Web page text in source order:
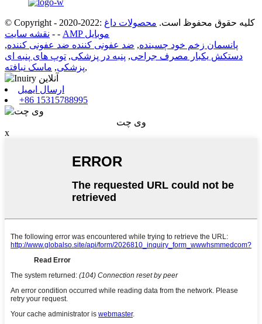
© Copyright - 2020-2022: کلیه حقوق محفوظ است. محصولات داغ
- نقشه سایت -
AMP موبایل
پانسمان زخم خود چسبنده, ضد عفونی کننده ضد عفونی کننده,
دستکش یکبار مصرف جراحی, پنبه در پزشکی, توپ های پنبه ای
پزشکی, ماسک نبافته ,
ارسال ایمیل
+86 15315788995
وی چت
x